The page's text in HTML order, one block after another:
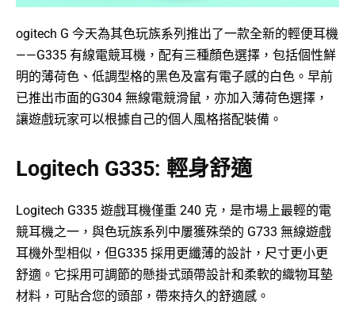
ogitech G 今天為其色玩族系列推出了一款全新的輕便耳機
——G335 有線電競耳機，配有三種顏色選擇，包括個性鮮
明的薄荷色、低調型格的黑色及富有電子感的白色。早前
已推出市面的G304 無線電競滑鼠，亦加入薄荷色選擇，
讓遊戲玩家可以根據自己的個人風格搭配裝備。
Logitech G335: 輕身舒適
Logitech G335 遊戲耳機僅重 240 克，是市場上最輕的電
競耳機之一，與色玩族系列中屢獲殊榮的 G733 無線遊戲
耳機外型相似，但G335 採用更纖薄的設計，尺寸更小更
舒適。它採用可調節的懸掛式頭帶設計和柔軟的織物耳墊
材料，可貼合您的頭部，帶來持久的舒適感。